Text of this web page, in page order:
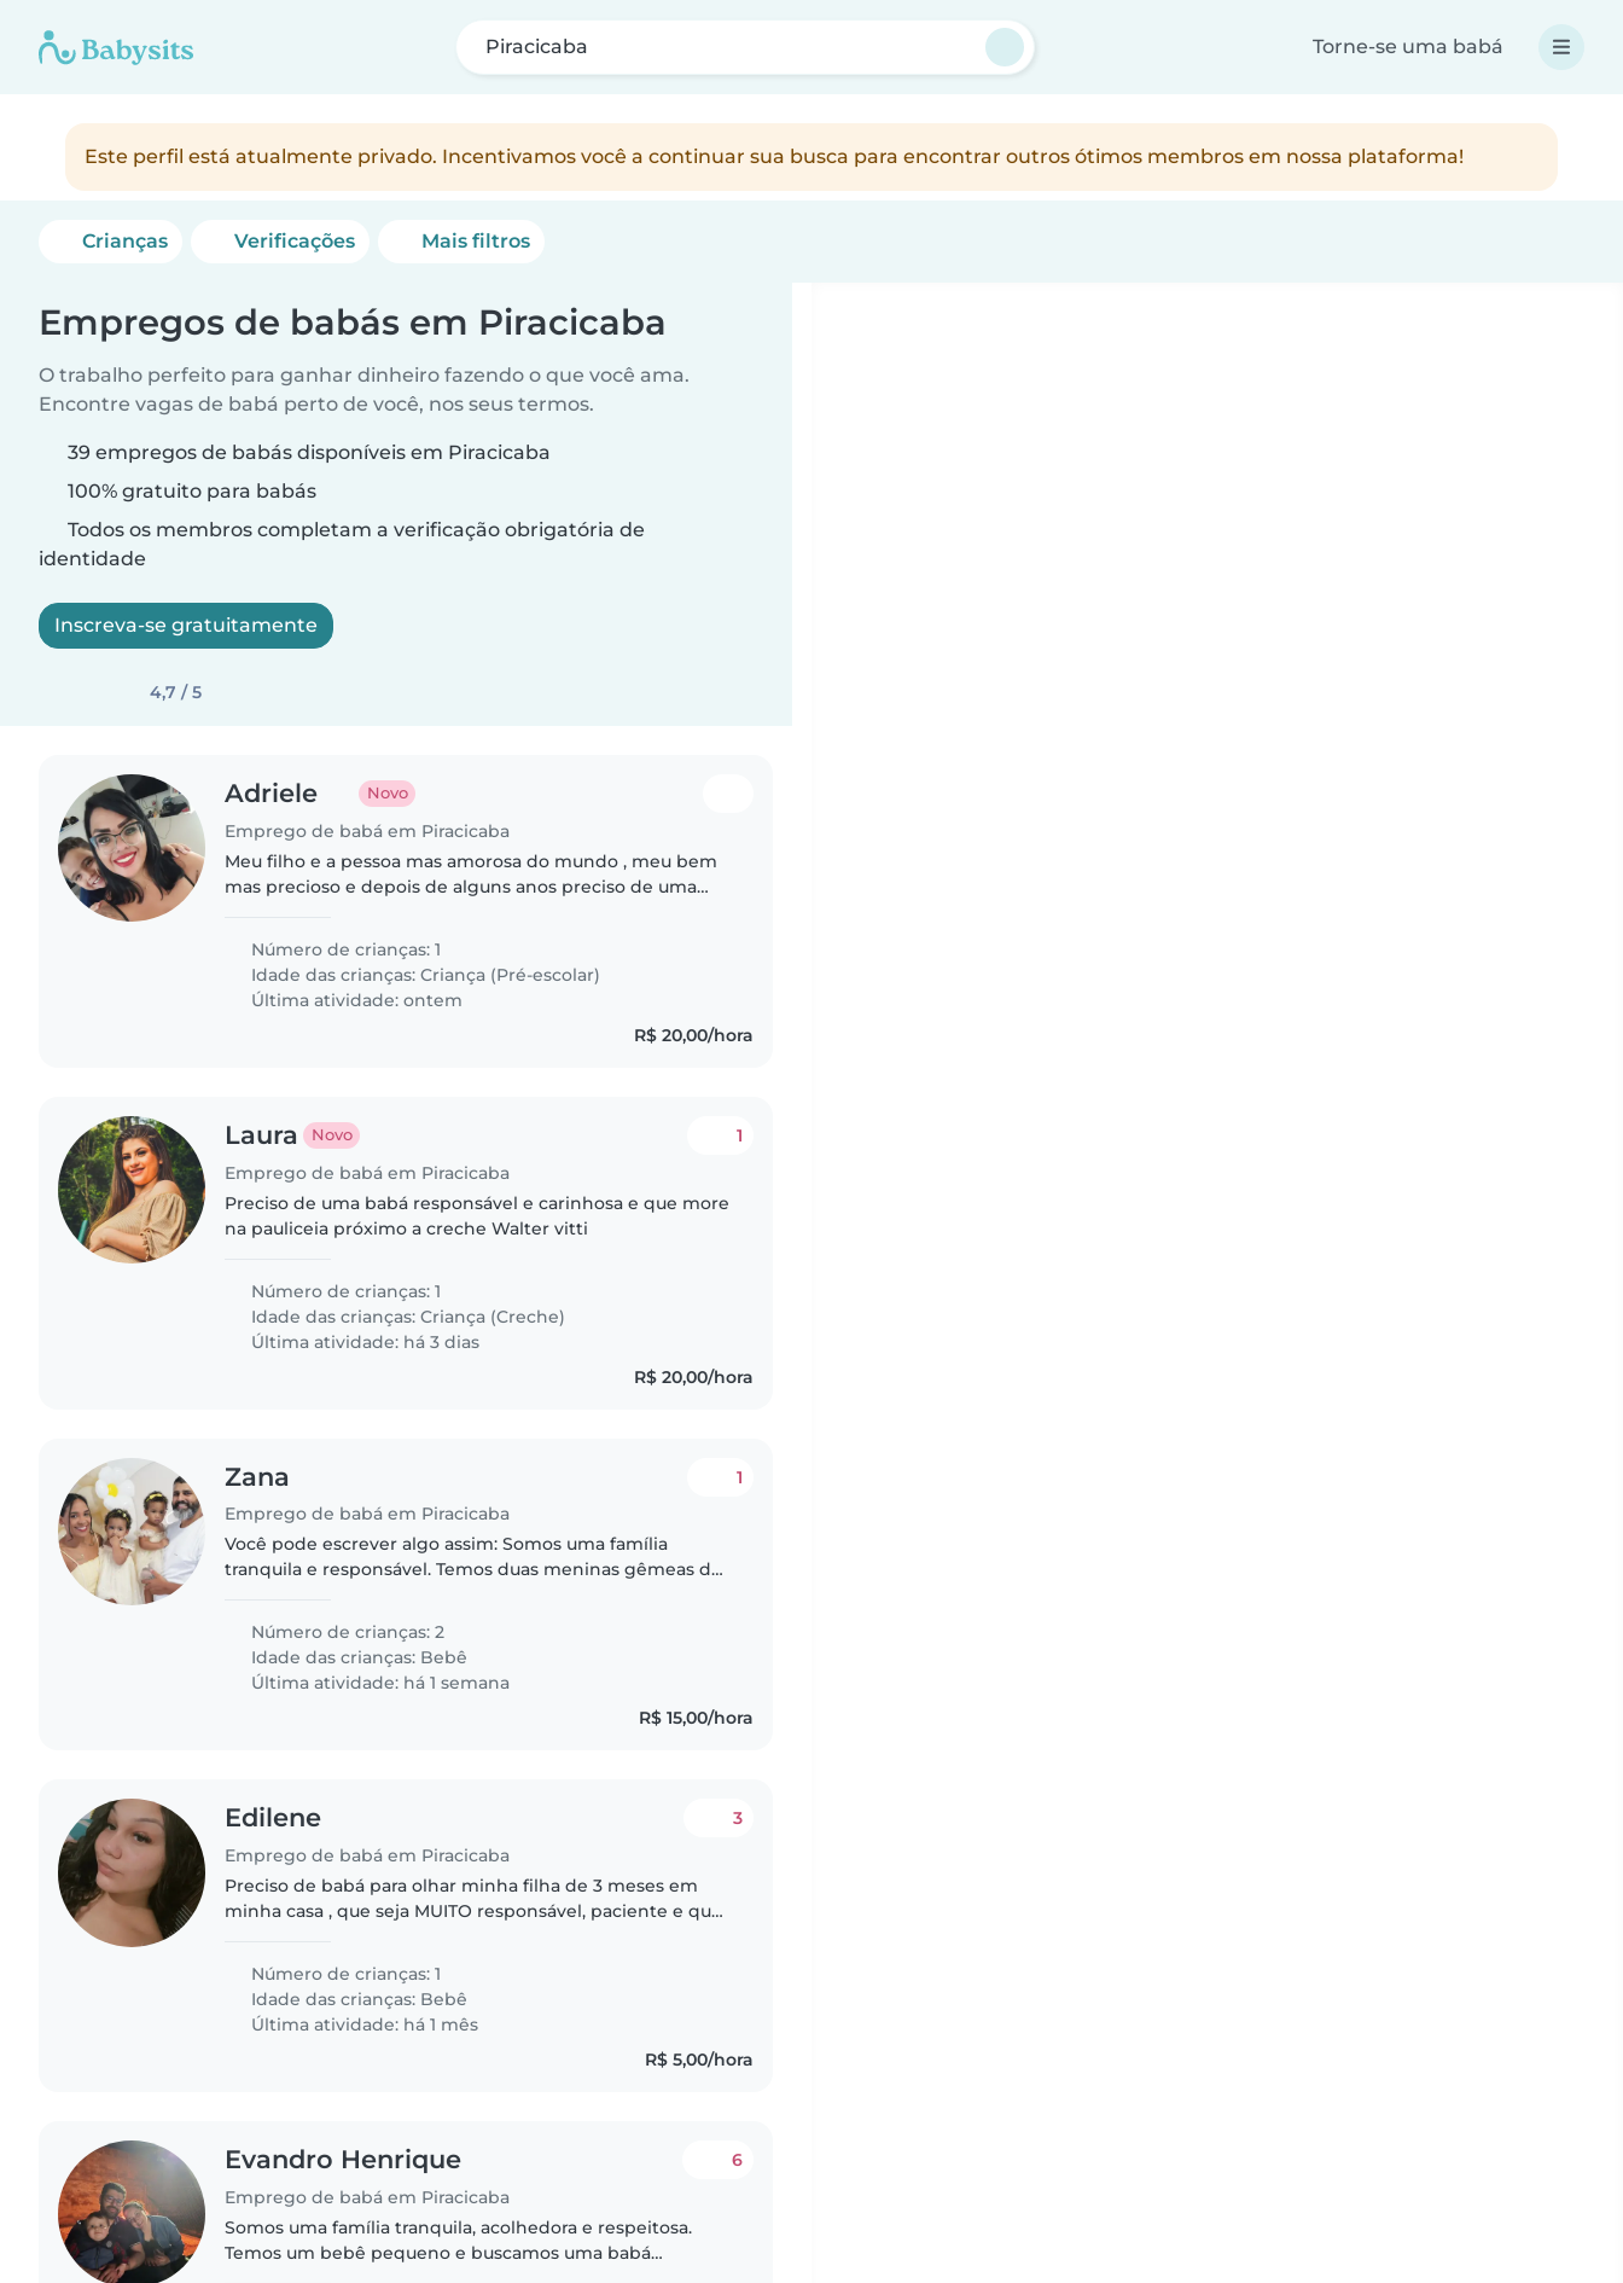
Piracicaba Torne-se uma babá
Este perfil está atualmente privado. Incentivamos você a continuar sua busca para encontrar outros ótimos membros em nossa plataforma!
Crianças Verificações Mais filtros
Empregos de babás em Piracicaba
O trabalho perfeito para ganhar dinheiro fazendo o que você ama.
Encontre vagas de babá perto de você, nos seus termos.
39 empregos de babás disponíveis em Piracicaba
100% gratuito para babás
Todos os membros completam a verificação obrigatória de
identidade
Inscreva-se gratuitamente
4,7 / 5
Adriele Novo
Emprego de babá em Piracicaba
Meu filho e a pessoa mas amorosa do mundo , meu bem
mas precioso e depois de alguns anos preciso de uma
trabalhar
Número de crianças: 1
Idade das crianças:Criança (Pré-escolar)
Última atividade: ontem
R$ 20,00/hora
Laura Novo
Emprego de babá em Piracicaba
1
Preciso de uma babá responsável e carinhosa e que more
na pauliceia próximo a creche Walter vitti
Número de crianças: 1
Idade das crianças:Criança (Creche)
Última atividade: há 3 dias
R$ 20,00/hora
Zana
Emprego de babá em Piracicaba
1
Você pode escrever algo assim: Somos uma família
tranquila e responsável. Temos duas meninas gêmeas de 1
fase de muitas..
Número de crianças: 2
Idade das crianças: Bebê
Última atividade: há 1 semana
R$ 15,00/hora
Edilene
Emprego de babá em Piracicaba
3
Preciso de babá para olhar minha filha de 3 meses em
minha casa , que seja MUITO responsável, paciente e que
(valor a combinar)..
Número de crianças: 1
Idade das crianças: Bebê
Última atividade: há 1 mês
R$ 5,00/hora
Evandro Henrique
Emprego de babá em Piracicaba
6
Somos uma família tranquila, acolhedora e respeitosa.
Temos um bebê pequeno e buscamos uma babá